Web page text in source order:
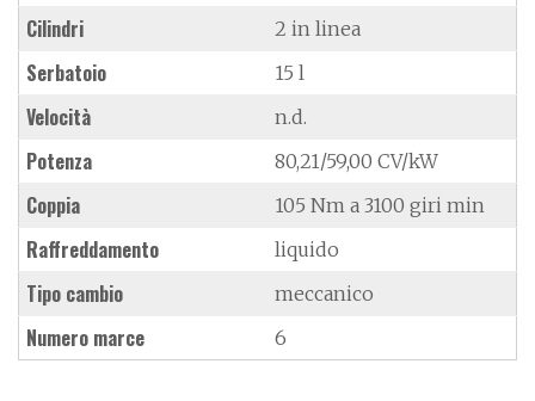
Cilindri 2 in linea
Serbatoio 15 l
Velocità n.d.
Potenza 80,21/59,00 CV/kW
Coppia 105 Nm a 3100 giri min
Raffreddamento liquido
Tipo cambio meccanico
Numero marce 6